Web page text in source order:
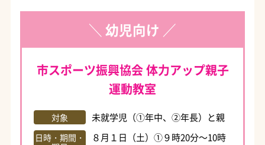
＼ 幼児向け ／
市スポーツ振興協会 体力アップ親子
運動教室
対象 未就学児（①年中、②年長）と親
日時・期間・
８月１日（土）①９時20分～10時